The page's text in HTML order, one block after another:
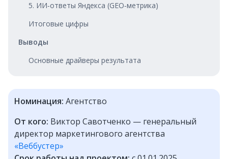
5. ИИ‑ответы Яндекса (GEO‑метрика)
Итоговые цифры
Выводы
Основные драйверы результата
Номинация: Агентство
От кого: Виктор Савотченко — генеральный
директор маркетингового агентства
«Веббустер»